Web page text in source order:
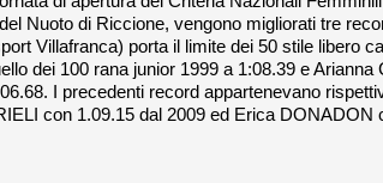
Nuoto di Riccione, vengono migliorati tre
Villafranca) porta il limite dei 50 stile libero
dei 100 rana junior 1999 a 1:08.39 e Arianna
I precedenti record appartenevano
con 1.09.15 dal 2009 ed Erica DONADON